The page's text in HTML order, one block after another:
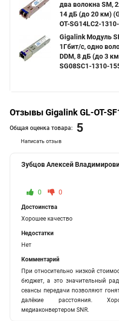
два волокна SM,
14 дБ (до 20 км)
OT-SG14LC2-
Gigalink Модуль
1Гбит/c, одно
DDM, 8 дБ (до 3
SG08SC1-1310-
Отзывы Gigalink GL-OT-
Написать отзыв
Общая оценка товара: 5
Зубцов Алексей
0 0
Достоинства
Хорошее качество
Недостатки
Нет
Комментарий
При относительно низкой
бюджет, а это значительный
сеансы передачи позволяют
далёкие расстояния.
медиаконвертером SNR.